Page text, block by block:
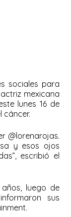
sociales para
mexicana
lunes 16 de
cáncer.
@lorenarojas.
y esos ojos
escribió el
luego de
sus